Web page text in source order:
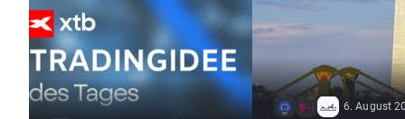
6. August